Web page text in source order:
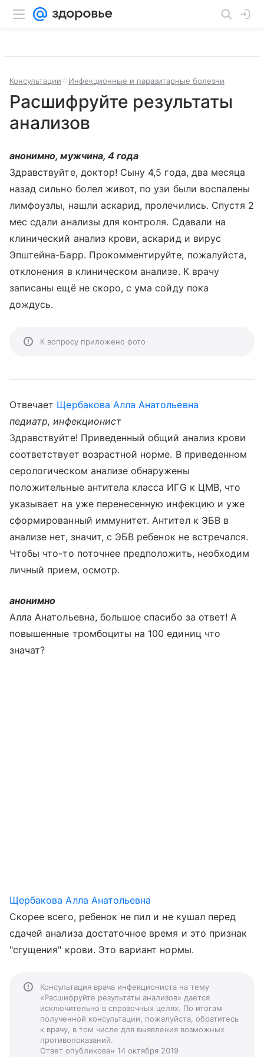
Консультации Инфекционные и паразитарные болезни
Расшифруйте результаты
анализов
анонимно, мужчина, 4 года
Здравствуйте, доктор! Сыну 4,5 года, два месяца
назад сильно болел живот, по узи были воспалены
лимфоузлы, нашли аскарид, пролечились. Спустя 2
мес сдали анализы для контроля. Сдавали на
клинический анализ крови, аскарид и вирус
Эпштейна-Барр. Прокомментируйте, пожалуйста,
отклонения в клиническом анализе. К врачу
записаны ещё не скоро, с ума сойду пока
дождусь.
К вопросу приложено фото
Отвечает Щербакова Алла Анатольевна
педиатр, инфекционист
Здравствуйте! Приведенный общий анализ крови
соответствует возрастной норме. В приведенном
серологическом анализе обнаружены
положительные антитела класса ИГG к ЦМВ, что
указывает на уже перенесенную инфекцию и уже
сформированный иммунитет. Антител к ЭБВ в
анализе нет, значит, с ЭБВ ребенок не встречался.
Чтобы что-то поточнее предположить, необходим
личный прием, осмотр.
анонимно
Алла Анатольевна, большое спасибо за ответ! А
повышенные тромбоциты на 100 единиц что
значат?
Щербакова Алла Анатольевна
Скорее всего, ребенок не пил и не кушал перед
сдачей анализа достаточное время и это признак
"сгущения" крови. Это вариант нормы.
Консультация врача инфекциониста на тему
«Расшифруйте результаты анализов» дается
исключительно в справочных целях. По итогам
полученной консультации, пожалуйста, обратитесь
к врачу, в том числе для выявления возможных
противопоказаний.
Ответ опубликован 14 октября 2019